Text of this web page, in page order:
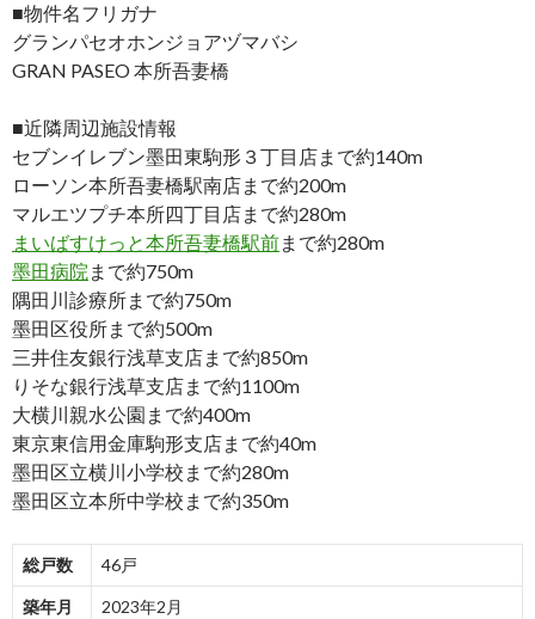
■物件名フリガナ
グランパセオホンジョアヅマバシ
GRAN PASEO 本所吾妻橋
■近隣周辺施設情報
セブンイレブン墨田東駒形３丁目店まで約140m
ローソン本所吾妻橋駅南店まで約200m
マルエツプチ本所四丁目店まで約280m
まいばすけっと本所吾妻橋駅前まで約280m
墨田病院 まで約750m
隅田川診療所まで約750m
墨田区役所まで約500m
三井住友銀行浅草支店まで約850m
りそな銀行浅草支店まで約1100m
大横川親水公園まで約400m
東京東信用金庫駒形支店まで約40m
墨田区立横川小学校まで約280m
墨田区立本所中学校まで約350m
総戸数 46戸
築年月 2023年2月